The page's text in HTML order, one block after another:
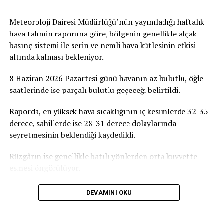
Yolculuktan önce son 72 saat negatif PCR sonucu
7 Gün Karantina.
YEŞİL;
Kısıtlama yok.
AŞISIZ;
Karantinasız Giriş.
son 72 saat negatif PCR sonucu ve 14 gün karantina
şartı ile ülkeye giriş yapılabilecektir.
projesine destek olmaya davet ediyoruz” dedi.
Birçok Meslek Dalında Eğitim Verilecek
Merkezi’nde terzilik, ayakkabıcılık, kaynakçılık,
tesisatçılık, robotik kodlama, oto elektrik, oto kaporta,
verilmesi planlanıyor. Merkezin, KKTC’nin mesleki
eğitim altyapısına önemli katkılar sağlaması ve
gençlerin istihdam olanaklarını artırması hedefleniyor.
Meteoroloji Dairesi Müdürlüğü’nün yayımladığı haftalık
hava tahmin raporuna göre, bölgenin genellikle alçak
basınç sistemi ile serin ve nemli hava kütlesinin etkisi
altında kalması bekleniyor.
8 Haziran 2026 Pazartesi günü havanın az bulutlu, öğle
saatlerinde ise parçalı bulutlu geçeceği belirtildi.
Raporda, en yüksek hava sıcaklığının iç kesimlerde 32-35
derece, sahillerde ise 28-31 derece dolaylarında
seyretmesinin beklendiği kaydedildi.
Rüzgârın ise genellikle batılı yönlerden orta kuvvette
DEVAMINI OKU